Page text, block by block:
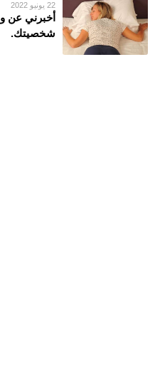
22 يونيو 2022
أخبرني عن
شخصيتك.